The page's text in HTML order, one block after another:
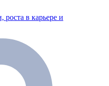
в карьере и